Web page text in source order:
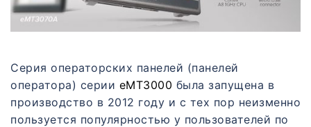
Серия операторских панелей (панелей
оператора) серии eMT3000 была запущена в
производство в 2012 году и с тех пор неизменно
пользуется популярностью у пользователей по